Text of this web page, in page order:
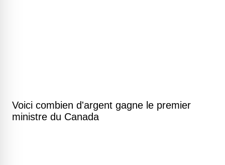
Voici combien d'argent gagne le premier
ministre du Canada